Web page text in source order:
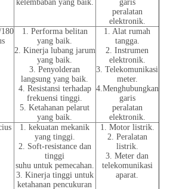
kelembaban yang baik.
garis
peralatan
elektronik.
1. Performa belitan
yang baik.
2. Kinerja lubang jarum
yang baik.
3. Penyolderan
langsung yang baik.
4. Resistansi terhadap
frekuensi tinggi.
5. Ketahanan pelarut
yang baik.
1. Alat rumah
tangga.
2. Instrumen
elektronik.
3. Telekomunikasi
meter.
4.Menghubungkan
garis
peralatan
elektronik.
1. kekuatan mekanik
yang tinggi.
2. Soft-resistance dan
tinggi
suhu untuk pemecahan.
3. Kinerja tinggi untuk
ketahanan pencukuran
1. Motor listrik.
2. Peralatan
listrik.
3. Meter dan
telekomunikasi
aparat.